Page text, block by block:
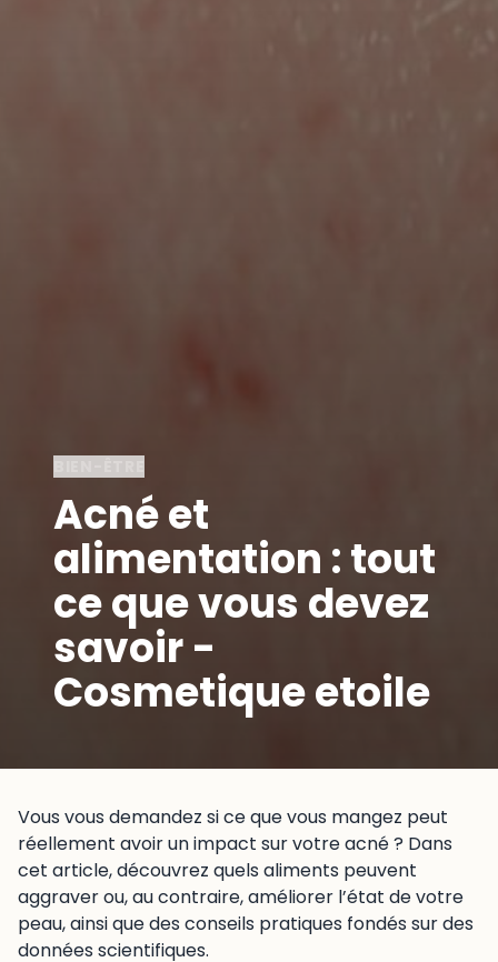
Acné et
alimentation : tout
ce que vous devez
savoir -
Cosmetique etoile
Vous vous demandez si ce que vous mangez peut
réellement avoir un impact sur votre acné ? Dans
cet article, découvrez quels aliments peuvent
aggraver ou, au contraire, améliorer l’état de votre
peau, ainsi que des conseils pratiques fondés sur des
données scientifiques.